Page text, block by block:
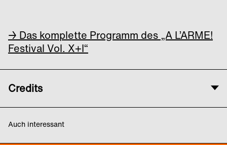
→ Das komplette Programm des „A L’ARME!
Festival Vol. X+I“
Credits
Mertin/ABOUTNOW. In Zusammenarbeit mit Radialsystem.
Gefördert durch die Senatsverwaltung für Kultur und Europa.
Auch interessant